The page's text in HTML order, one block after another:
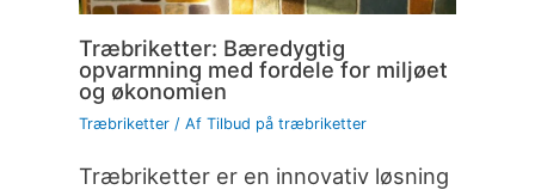
Træbriketter: Bæredygtig
opvarmning med fordele for miljøet
og økonomien
Træbriketter/ Af Tilbud på træbriketter
Træbriketter er en innovativ løsning